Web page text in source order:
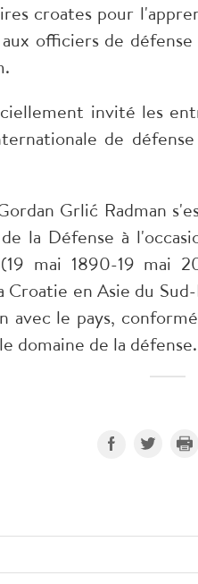
croates pour
officiers de
invité les
de
Grlić Radman
la Défense à
mai 1890-19 mai
en Asie du
avec le pays,
domaine de la